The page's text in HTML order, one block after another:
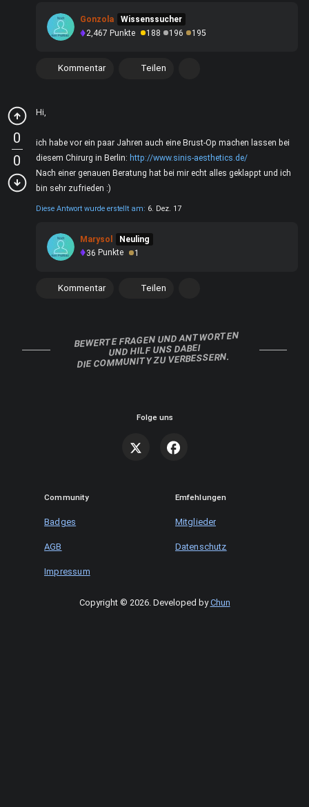
Gonzola
Wissenssucher
2,467 Punkte 188 196 195
Kommentar Teilen
0
0
Hi,
ich habe vor ein paar Jahren auch eine Brust-Op machen lassen bei
diesem Chirurg in Berlin: http://www.sinis-aesthetics.de/
Nach einer genauen Beratung hat bei mir echt alles geklappt und ich
bin sehr zufrieden :)
Diese Antwort wurde erstellt am: 6. Dez. 17
Marysol
Neuling
36 Punkte 1
Kommentar Teilen
BEWERTE FRAGEN UND ANTWORTEN
UND HILF UNS DABEI
DIE COMMUNITY ZU VERBESSERN.
Folge uns
Community Emfehlungen
Badges Mitglieder
AGB Datenschutz
Impressum
Copyright © 2026. Developed byChun